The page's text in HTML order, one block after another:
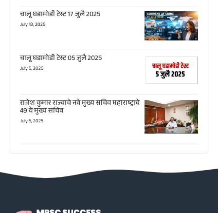
चालू घडामोडी टेस्ट 17 जुलै 2025
July 18, 2025
चालू घडामोडी टेस्ट 05 जुलै 2025
July 5, 2025
राजेश कुमार राज्याचे नवे मुख्य सचिव महाराष्ट्राचे
49 वे मुख्य सचिव
July 5, 2025